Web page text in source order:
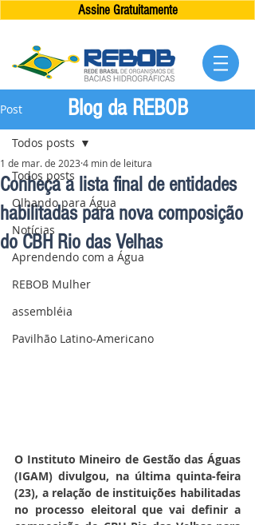
Assine Gratuitamente
Post
Todos posts
Olhando para Água
Notícias
Aprendendo com a Água
REBOB Mulher
assembléia
Pavilhão Latino-Americano
Todos posts
Conheça a lista final de entidades
habilitadas para nova composição
do CBH Rio das Velhas
1 de mar. de 2023 4 min de leitura
O Instituto Mineiro de Gestão das Águas
(IGAM) divulgou, na última quinta-feira
(23), a relação de instituições habilitadas
no processo eleitoral que vai definir a
Blog da REBOB